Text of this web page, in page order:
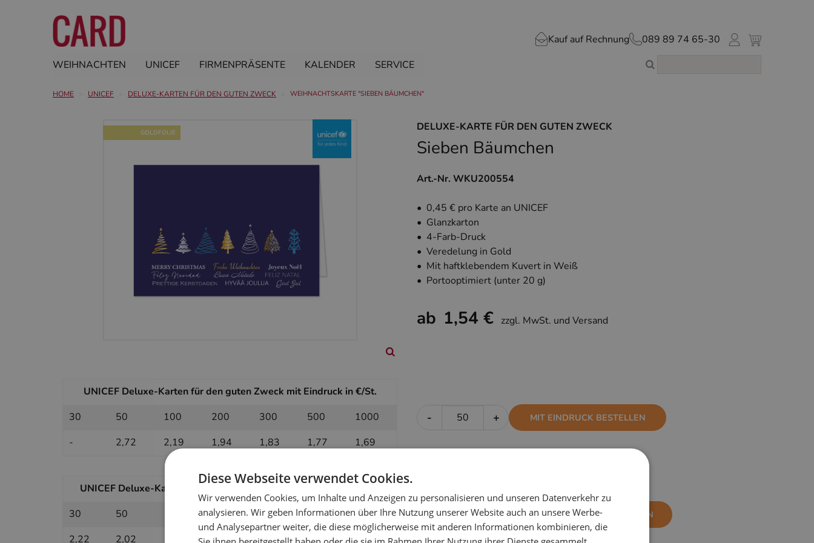
Kauf auf Rechnung
089 89 74 65-30
WEIHNACHTEN
UNICEF FIRMENPRÄSENTE KALENDER SERVICE
HOME UNICEF DELUXE-KARTEN FÜR DEN GUTEN ZWECK WEIHNACHTSKARTE "SIEBEN BÄUMCHEN"
GOLDFOLIE DELUXE-KARTE FÜR DEN GUTEN ZWECK
Sieben Bäumchen
Art.-Nr. WKU200554
• 0,45 € pro Karte an UNICEF
• Glanzkarton
• 4-Farb-Druck
• Veredelung in Gold
• Mit haftklebendem Kuvert in Weiß
• Portooptimiert (unter 20 g)
ab 1,54 € zzgl. MwSt. und Versand
UNICEF Deluxe-Karten für den guten Zweck mit Eindruck in €/St.
30
50 100 200 300 500
1000
-
2,72 2,19 1,94 1,83 1,77 1,69
- + MIT EINDRUCK BESTELLEN
UNICEF Deluxe-Karten für den guten Zweck ohne Eindruck in €/St.
30
50 200 300 500
1000
2,22
2,02 1,66 1,61 1,59 1,54
- + OHNE EINDRUCK BESTELLEN
Diese Webseite verwendet Cookies.
Wir verwenden Cookies, um Inhalte und Anzeigen zu personalisieren und unseren Datenverkehr zu
analysieren. Wir geben Informationen über Ihre Nutzung unserer Website auch an unsere Werbe-
und Analysepartner weiter, die diese möglicherweise mit anderen Informationen kombinieren, die